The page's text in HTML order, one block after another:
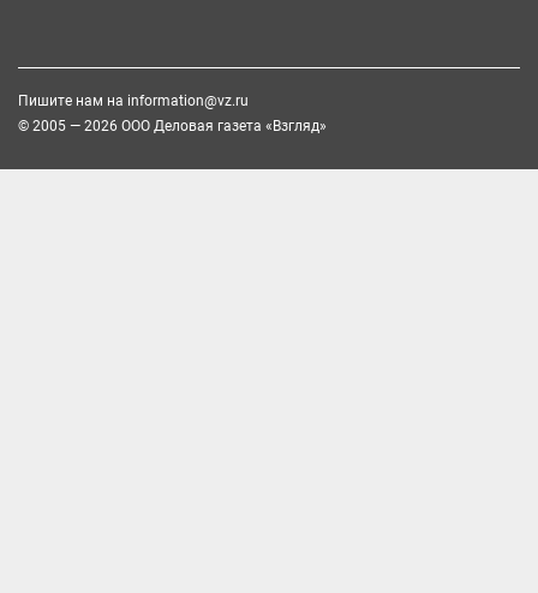
Пишите нам на information@vz.ru
© 2005 — 2026 ООО Деловая газета «Взгляд»